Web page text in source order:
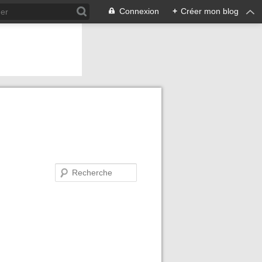
Connexion + Créer mon blog